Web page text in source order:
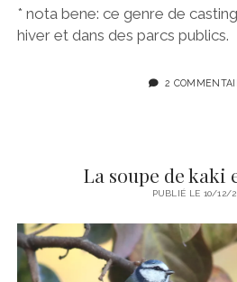
* nota bene: ce genre de
hiver et dans des parcs publics.
2
La soupe de kaki
PUBLIÉ LE 10/12/